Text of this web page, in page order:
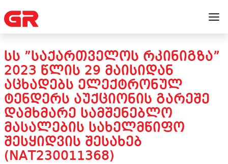
ᲡᲡ ”ᲡᲐᲥᲐᲠᲗᲕᲔᲚᲝᲡ ᲠᲙᲘᲜᲘᲒᲖᲐ”
2023 ᲬᲚᲘᲡ 29 ᲛᲐᲘᲡᲘᲓᲐᲜ
ᲐᲪᲮᲐᲓᲔᲑᲡ ᲔᲚᲔᲥᲢᲠᲝᲜᲣᲚ
ᲢᲔᲜᲓᲔᲠᲡ ᲐᲣᲥᲪᲘᲝᲜᲘᲡ ᲒᲐᲠᲔᲨᲔ
ᲓᲐᲛᲮᲛᲐᲠᲔ ᲡᲐᲛᲨᲔᲜᲔᲑᲚᲝ
ᲛᲐᲡᲐᲚᲔᲑᲘᲡ ᲡᲐᲮᲔᲚᲛᲬᲘᲤᲝ
ᲨᲔᲡᲧᲘᲓᲕᲘᲡ ᲨᲔᲡᲐᲮᲔᲑ
(NAT230011368)